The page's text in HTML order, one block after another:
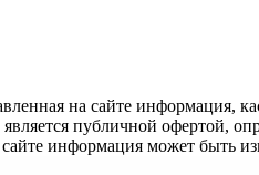
на сайте информация,
публичной офертой,
информация может быть